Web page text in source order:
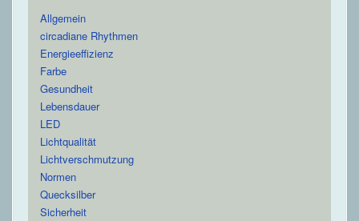
Allgemein
circadiane Rhythmen
Energieeffizienz
Farbe
Gesundheit
Lebensdauer
LED
Lichtqualität
Lichtverschmutzung
Normen
Quecksilber
Sicherheit